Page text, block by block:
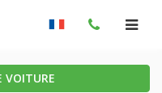
VOITURE